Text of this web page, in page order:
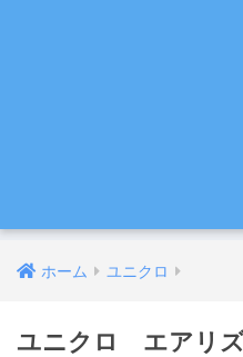
ホーム ユニクロ
ユニクロ エアリ